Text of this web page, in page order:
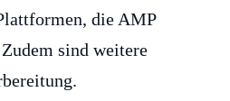
die AMP
sind weitere